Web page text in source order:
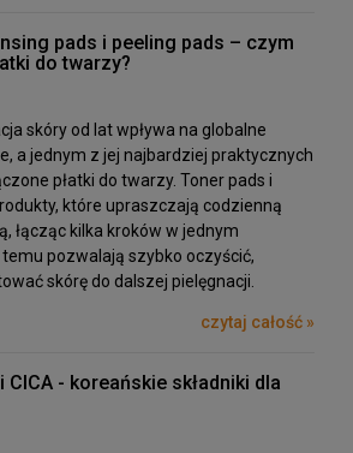
pads i peeling pads – czym
do twarzy?
skóry od lat wpływa na globalne
a jednym z jej najbardziej praktycznych
płatki do twarzy. Toner pads i
które upraszczają codzienną
łącząc kilka kroków w jednym
pozwalają szybko oczyścić,
skórę do dalszej pielęgnacji.
czytaj całość »
- koreańskie składniki dla